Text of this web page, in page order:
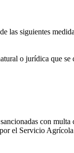
las siguientes
o jurídica que se
con multa
el Servicio